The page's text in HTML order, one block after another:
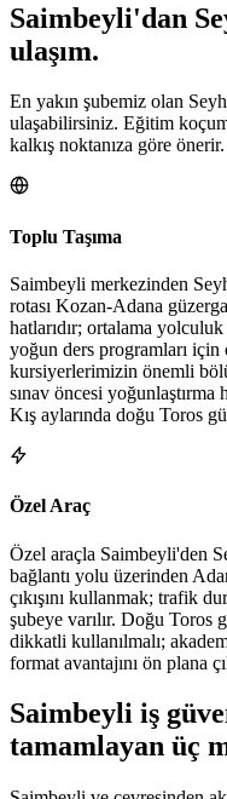
Saimbeyli'dan
ulaşım.
En yakın şubemiz olan
ulaşabilirsiniz. Eğitim
kalkış noktanıza göre önerir.
Toplu Taşıma
Saimbeyli merkezinden
rotası Kozan-Adana
hatlarıdır; ortalama
yoğun ders programları
kursiyerlerimizin önemli
sınav öncesi yoğunlaştırma
Kış aylarında doğu Toros
Özel Araç
Özel araçla Saimbeyli'den
bağlantı yolu üzerinden
çıkışını kullanmak; trafik
şubeye varılır. Doğu Toros
dikkatli kullanılmalı;
format avantajını ön plana
Saimbeyli iş
tamamlayan üç